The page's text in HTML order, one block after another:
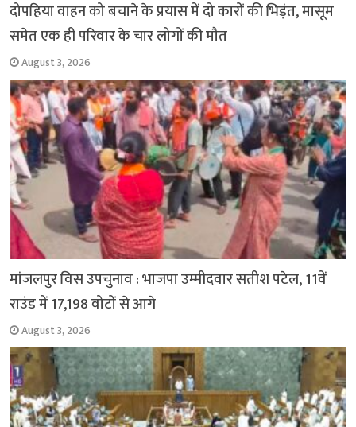
दोपहिया वाहन को बचाने के प्रयास में दो कारों की भिड़ंत, मासूम
समेत एक ही परिवार के चार लोगों की मौत
August 3, 2026
मांजलपुर विस उपचुनाव : भाजपा उम्मीदवार सतीश पटेल, 11वें
राउंड में 17,198 वोटों से आगे
August 3, 2026